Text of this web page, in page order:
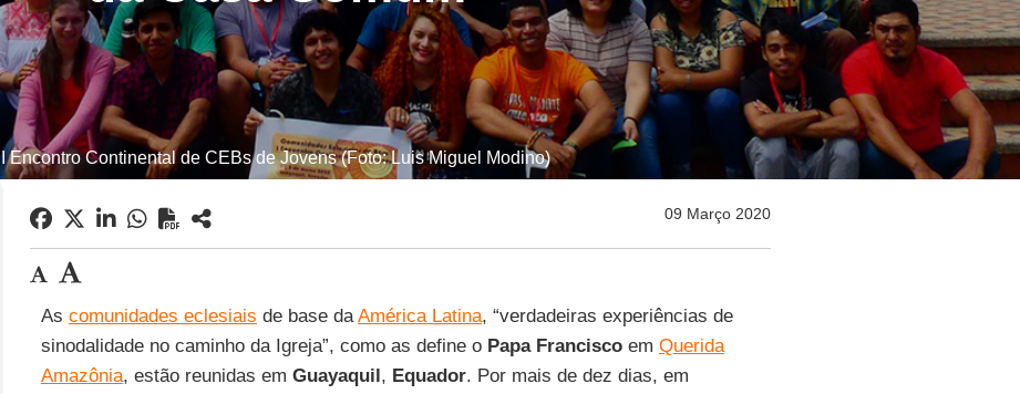
I Encontro Continental de CEBs de Jovens (Foto: Luis Miguel Modino)
09 Março 2020
As comunidades eclesiais de base daAmérica Latina, “verdadeiras experiências de
sinodalidade no caminho da Igreja”, como as define o Papa Franciscoem Querida
Amazônia, estão reunidas em Guayaquil, Equador. Por mais de dez dias, em